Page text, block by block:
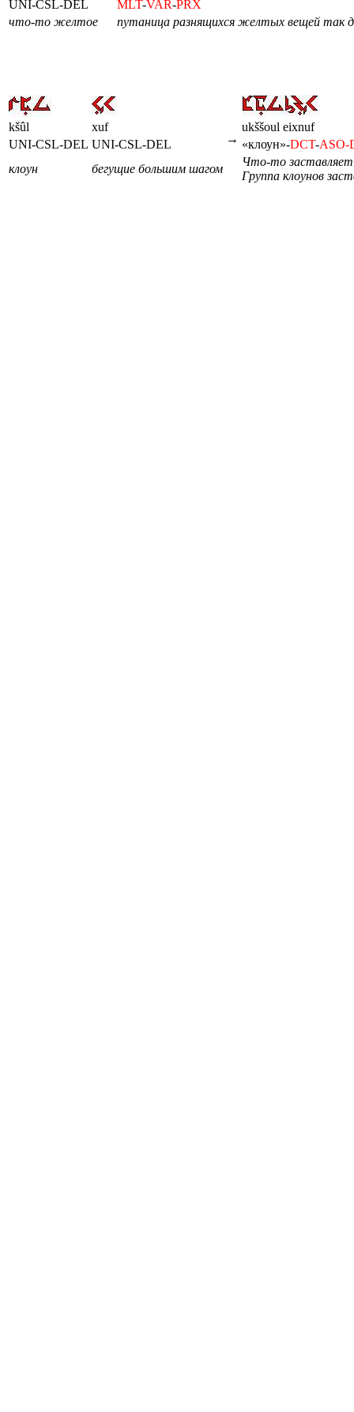
UNI-CSL-DEL MLT-VAR-PRX
что-то желтое
путаница разнящихся желтых вещей так
→
kšûl xuf
ukššoul eixnuf
UNI-CSL-DEL UNI-CSL-DEL «клоун»-DCT-ASO-
клоун
бегущие большим шагом
Что-то заставляет
Группа клоунов